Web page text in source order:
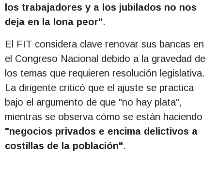
los trabajadores y a los jubilados no nos
deja en la lona peor".
El FIT considera clave renovar sus bancas en
el Congreso Nacional debido a la gravedad de
los temas que requieren resolución legislativa.
La dirigente criticó que el ajuste se practica
bajo el argumento de que "no hay plata",
mientras se observa cómo se están haciendo
"negocios privados e encima delictivos a
costillas de la población".